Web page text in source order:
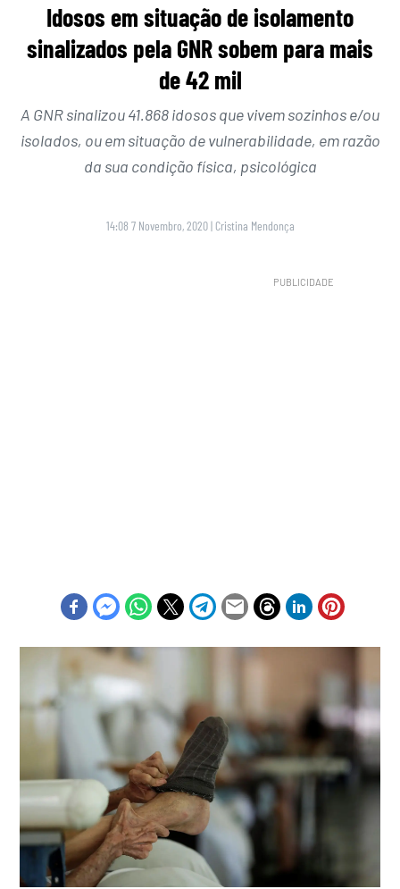
Idosos em situação de isolamento
sinalizados pela GNR sobem para mais
de 42 mil
A GNR sinalizou 41.868 idosos que vivem sozinhos e/ou
isolados, ou em situação de vulnerabilidade, em razão
da sua condição física, psicológica
14:08 7 Novembro, 2020 | Cristina Mendonça